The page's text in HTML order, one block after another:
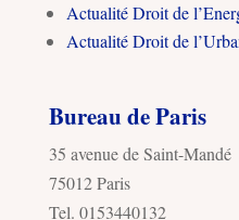
Actualité Droit de
Actualité Droit de
Bureau de Paris
35 avenue de Saint-Mandé
75012 Paris
Tel. 0153440132